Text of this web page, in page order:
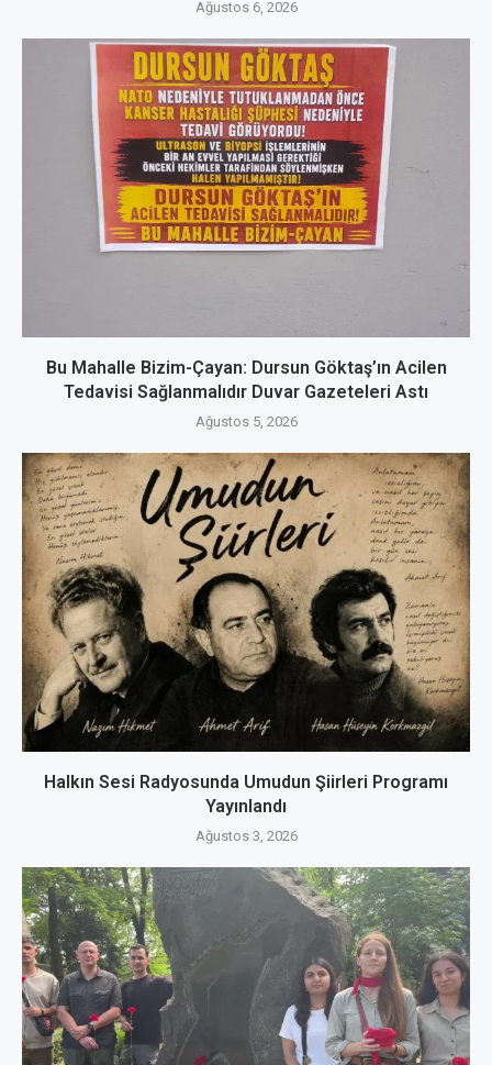
Ağustos 6, 2026
Bu Mahalle Bizim-Çayan: Dursun Göktaş’ın Acilen
Tedavisi Sağlanmalıdır Duvar Gazeteleri Astı
Ağustos 5, 2026
Halkın Sesi Radyosunda Umudun Şiirleri Programı
Yayınlandı
Ağustos 3, 2026